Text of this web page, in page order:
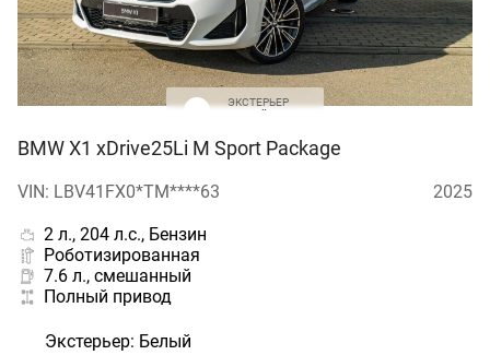
ЭКСТЕРЬЕР
BMW X1 xDrive25Li M Sport Package
VIN: LBV41FX0*TM****63 2025
2 л., 204 л.с., Бензин
Роботизированная
7.6 л., смешанный
Полный привод
Экстерьер: Белый